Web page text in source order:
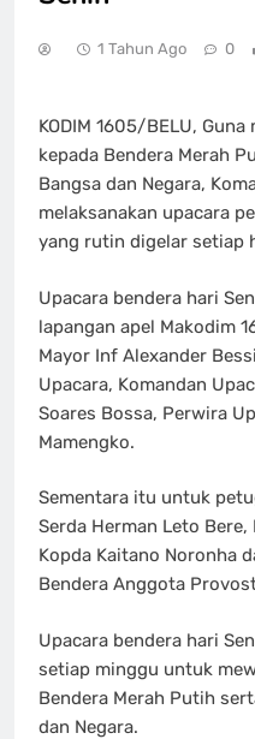
1 Tahun Ago 0
KODIM 1605/BELU,
kepada Bendera Merah
Bangsa dan Negara,
melaksanakan upacara
yang rutin digelar setiap
Upacara bendera hari
lapangan apel Makodim
Mayor Inf Alexander
Upacara, Komandan
Soares Bossa, Perwira
Mamengko.
Sementara itu untuk
Serda Herman Leto
Kopda Kaitano Noronha
Bendera Anggota
Upacara bendera hari
setiap minggu untuk
Bendera Merah Putih
dan Negara.